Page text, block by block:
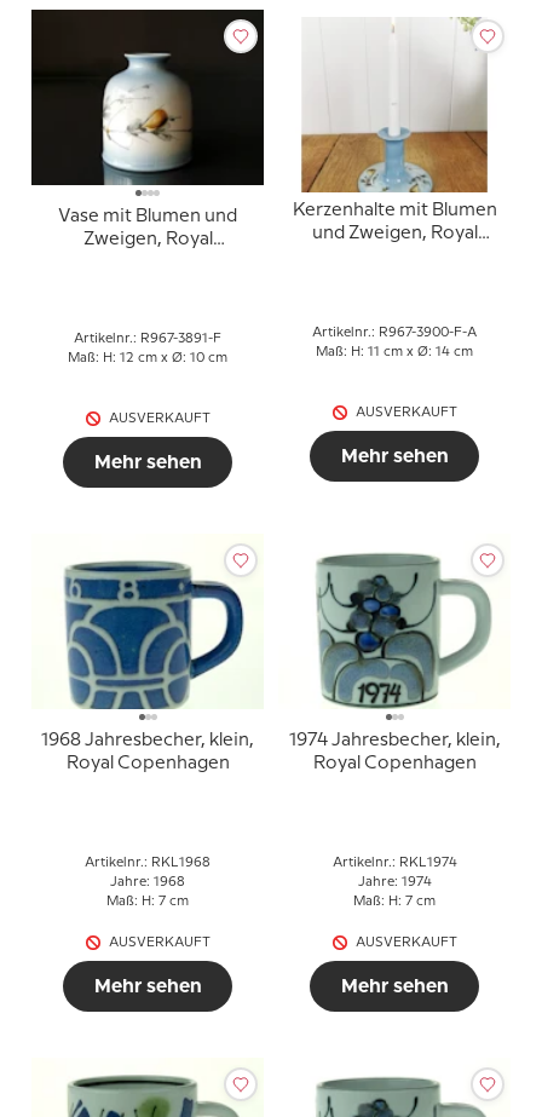
Vase mit Blumen und
Zweigen, Royal
Artikelnr.: R967-3891-F
Maß: H: 12 cm x Ø: 10 cm
AUSVERKAUFT
Mehr sehen
Kerzenhalte mit Blumen
und Zweigen, Royal
Artikelnr.: R967-3900-F-A
Maß: H: 11 cm x Ø: 14 cm
AUSVERKAUFT
Mehr sehen
1968 Jahresbecher, klein,
Royal Copenhagen
Artikelnr.: RKL1968
Jahre: 1968
Maß: H: 7 cm
AUSVERKAUFT
Mehr sehen
1974 Jahresbecher, klein,
Royal Copenhagen
Artikelnr.: RKL1974
Jahre: 1974
Maß: H: 7 cm
AUSVERKAUFT
Mehr sehen